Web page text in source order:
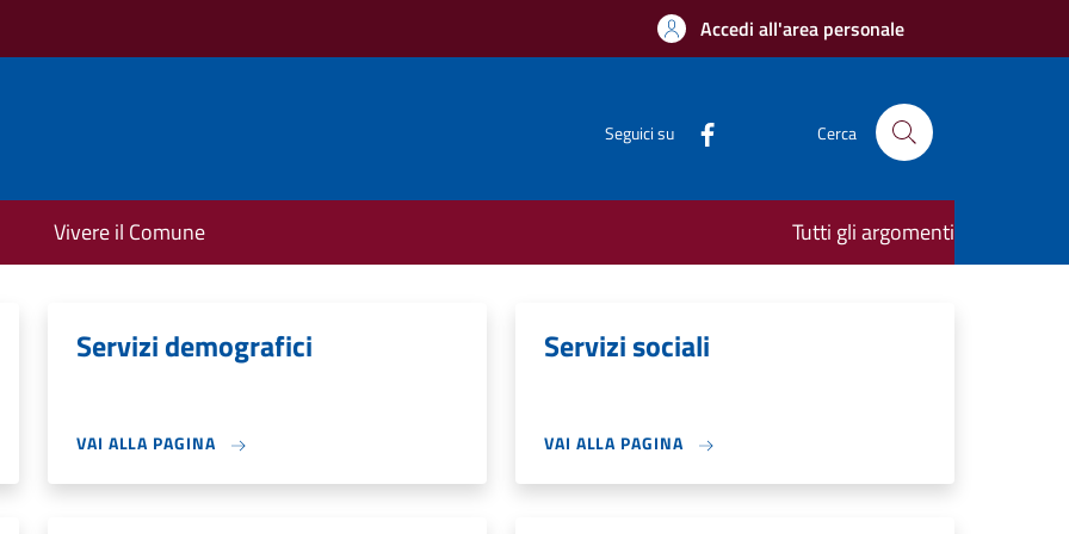
Accedi all'area personale
Seguici su Cerca
Vivere il Comune Tutti gli argomenti
Servizi demografici
VAI ALLA PAGINA
Servizi sociali
VAI ALLA PAGINA